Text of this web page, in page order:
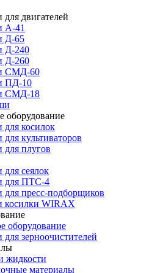
для двигателей
А-41
Д-65
Д-240
Д-260
СМД-60
ПД-10
СМД-18
оборудование
для косилок
для культиваторов
для плугов
для сеялок
для ПТС-4
для пресс-подборщиков
косилки WIRAX
оборудование
для зерноочистителей
жидкости
материалы